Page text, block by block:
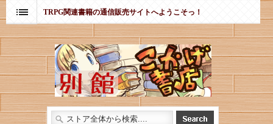
TRPG関連書籍の通信販売サイトへようこそっ！